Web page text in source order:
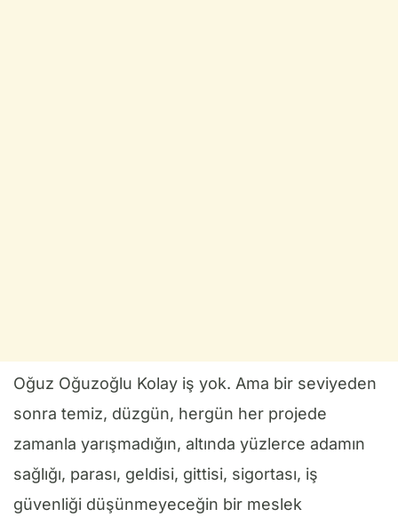
Oğuz Oğuzoğlu Kolay iş yok. Ama bir seviyeden
sonra temiz, düzgün, hergün her projede
zamanla yarışmadığın, altında yüzlerce adamın
sağlığı, parası, geldisi, gittisi, sigortası, iş
güvenliği düşünmeyeceğin bir meslek